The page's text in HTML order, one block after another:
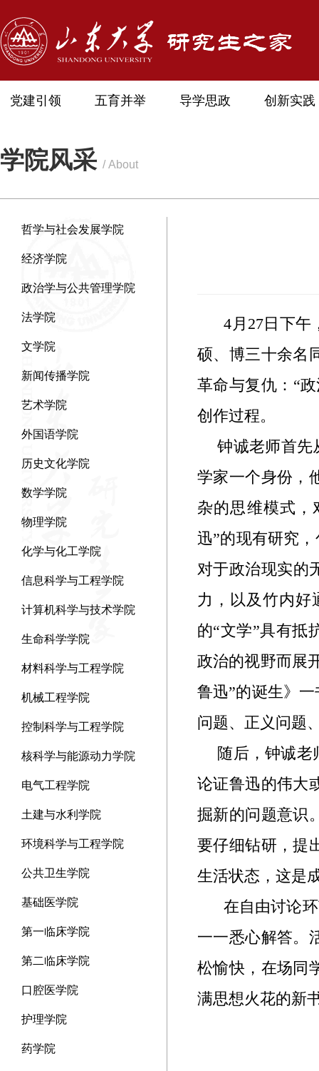
党建引领 五育并举 导学思政 创新实践
学院风采 / About
哲学与社会发展学院
经济学院
政治学与公共管理学院
法学院
文学院
新闻传播学院
艺术学院
外国语学院
历史文化学院
数学学院
物理学院
化学与化工学院
信息科学与工程学院
计算机科学与技术学院
生命科学学院
材料科学与工程学院
机械工程学院
控制科学与工程学院
核科学与能源动力学院
电气工程学院
土建与水利学院
环境科学与工程学院
公共卫生学院
基础医学院
第一临床学院
第二临床学院
口腔医学院
护理学院
药学院
4月 27日下午
硕、博三十余名
革命与复仇：“
创作过程。
钟诚老师首先
学家一个身份，
杂的思维模式，
迅”的现有研究
对于政治现实的
力，以及竹内好
的“文学”具有抵
政治的视野而展
鲁迅”的诞生》
问题、正义问题
随后，钟诚老
论证鲁迅的伟大
掘新的问题意识
要仔细钻研，提
生活状态，这是
在自由讨论
一一悉心解答。
松愉快，在场同
满思想火花的新